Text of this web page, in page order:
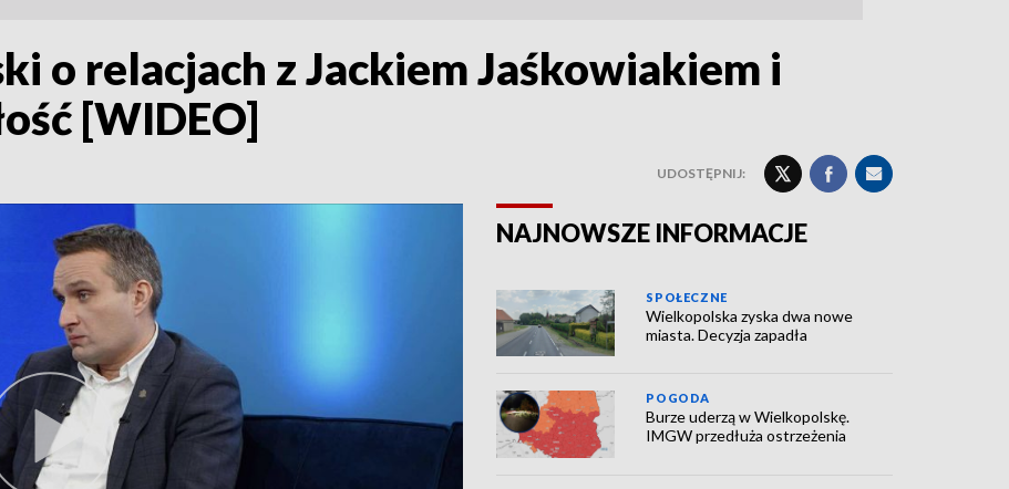
o relacjach z Jackiem Jaśkowiakiem i
[WIDEO]
UDOSTĘPNIJ:
NAJNOWSZE INFORMACJE
SPOŁECZNE
Wielkopolska zyska dwa nowe
miasta. Decyzja zapadła
POGODA
Burze uderzą w Wielkopolskę.
IMGW przedłuża ostrzeżenia